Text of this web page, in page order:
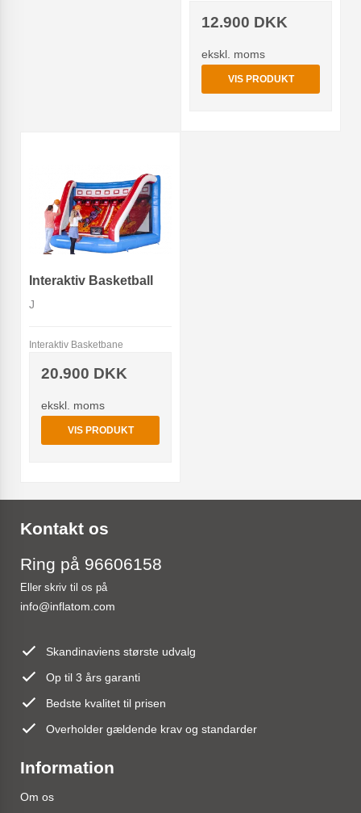
12.900 DKK
ekskl. moms
VIS PRODUKT
Interaktiv Basketball
J
Interaktiv Basketbane
20.900 DKK
ekskl. moms
VIS PRODUKT
Kontakt os
Ring på 96606158
Eller skriv til os på
info@inflatom.com
Skandinaviens største udvalg
Op til 3 års garanti
Bedste kvalitet til prisen
Overholder gældende krav og standarder
Information
Om os